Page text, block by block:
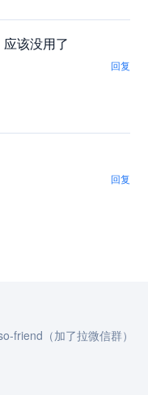
该没用了
回复
回复
friend（加了拉微信群）